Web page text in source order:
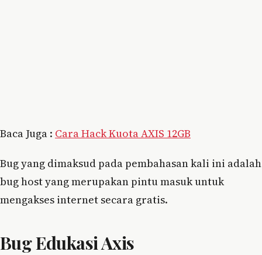
Baca Juga : Cara Hack Kuota AXIS 12GB
Bug yang dimaksud pada pembahasan kali ini adalah
bug host yang merupakan pintu masuk untuk
mengakses internet secara gratis.
Bug Edukasi Axis